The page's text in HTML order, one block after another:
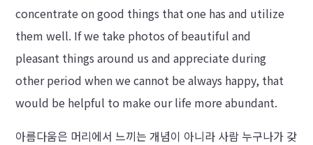
concentrate on good things that one has and utilize
them well. If we take photos of beautiful and
pleasant things around us and appreciate during
other period when we cannot be always happy, that
would be helpful to make our life more abundant.
아름다움은 머리에서 느끼는 개념이 아니라 사람 누구나가 갖